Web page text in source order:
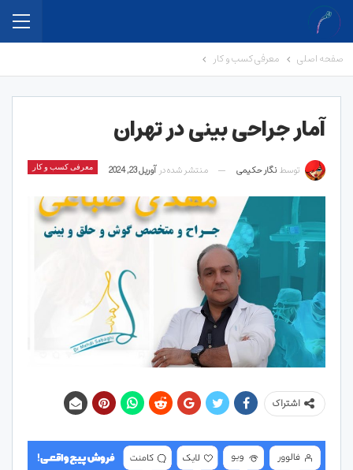
صفحه اصلی معرفی کسب و کار
آمار جراحی بینی در تهران
معرفی کسب و کار توسط نگار حکیمی منتشر شده در آوریل 23, 2024
اشتراک